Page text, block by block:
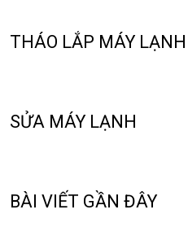
THÁO LẮP MÁY LẠNH
SỬA MÁY LẠNH
BÀI VIẾT GẦN ĐÂY